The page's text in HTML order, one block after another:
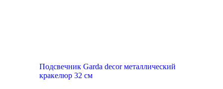
Подсвечник Garda decor металлический
кракелюр 32 см